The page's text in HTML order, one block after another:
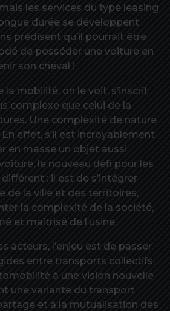
les services du type leasing
durée se développent
prédisent qu’il pourrait être
de posséder une voiture en
son cheval !
mobilité, on le voit, s’inscrit
complexe que celui de la
Une complexité de nature
effet, s’il est incroyablement
en masse un objet aussi
le nouveau défi pour les
: il est de s’intégrer
de la ville et des territoires,
la complexité de la société,
et maîtrisé de l’usine.
acteurs, l’enjeu est de passer
entre transports collectifs,
à une vision nouvelle
une variante du transport
et à la mutualisation des